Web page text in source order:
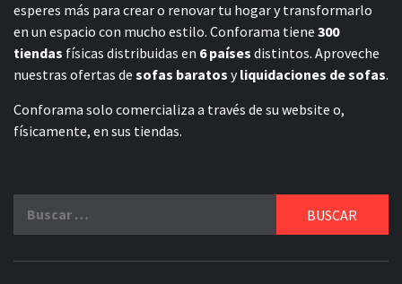
esperes más para crear o renovar tu hogar y transformarlo
en un espacio con mucho estilo. Conforama tiene 300
tiendas físicas distribuidas en 6 países distintos. Aproveche
nuestras ofertas de sofas baratos yliquidaciones de sofas.
Conforama solo comercializa a través de su website o,
físicamente, en sus tiendas.